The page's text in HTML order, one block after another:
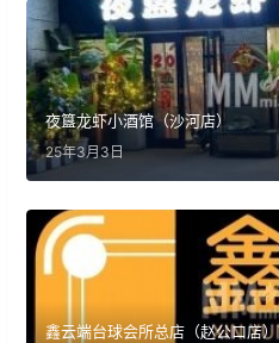
夜簋龙虾小酒馆（沙河店）
25年3月3日
鑫云端台球会所总店（赵公口店）